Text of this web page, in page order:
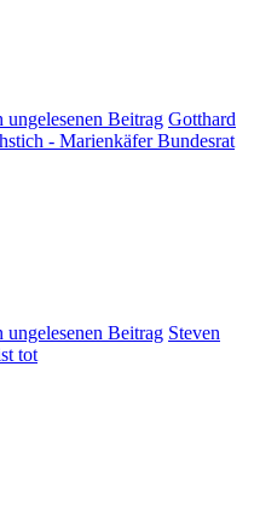
Gotthard
- Marienkäfer Bundesrat
Steven
tot